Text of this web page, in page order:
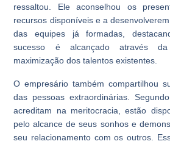
ressaltou. Ele aconselhou os
recursos disponíveis e a
das equipes já formadas,
sucesso é alcançado através
maximização dos talentos existentes.
O empresário também compartilhou
das pessoas extraordinárias.
acreditam na meritocracia, estão
pelo alcance de seus sonhos e
seu relacionamento com os outros.